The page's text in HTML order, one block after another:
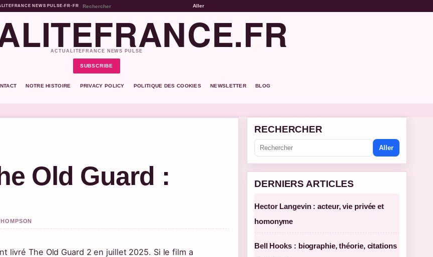
NEWS PULSE•FR-FR Aller
ACTUALITEFRANCE NEWS PULSE
SUBSCRIBE
NOTRE HISTOIRE PRIVACY POLICY POLITIQUE DES COOKIES NEWSLETTER BLOG
Old Guard :
livré The Old Guard 2 en juillet 2025. Si le film a
RECHERCHER
Aller
DERNIERS ARTICLES
Hector Langevin : acteur, vie privée et
homonyme
Bell Hooks : biographie, théorie, citations